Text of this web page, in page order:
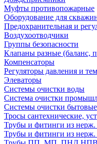
Муфты противопожарные
Оборудование для
Предохранительная и
Воздухоотводчики
Группы безопасности
Клапаны разные (баланс,
Компенсаторы
Регуляторы давления и
Элеваторы
Системы очистки воды
Система очистки
Системы очистки бытовые
Тросы сантехнические,
Трубы и фитинги из нерж.
Трубы и фитинги из нерж.